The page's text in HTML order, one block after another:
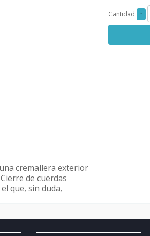
una cremallera exterior
de cuerdas
que, sin duda,
Cantidad